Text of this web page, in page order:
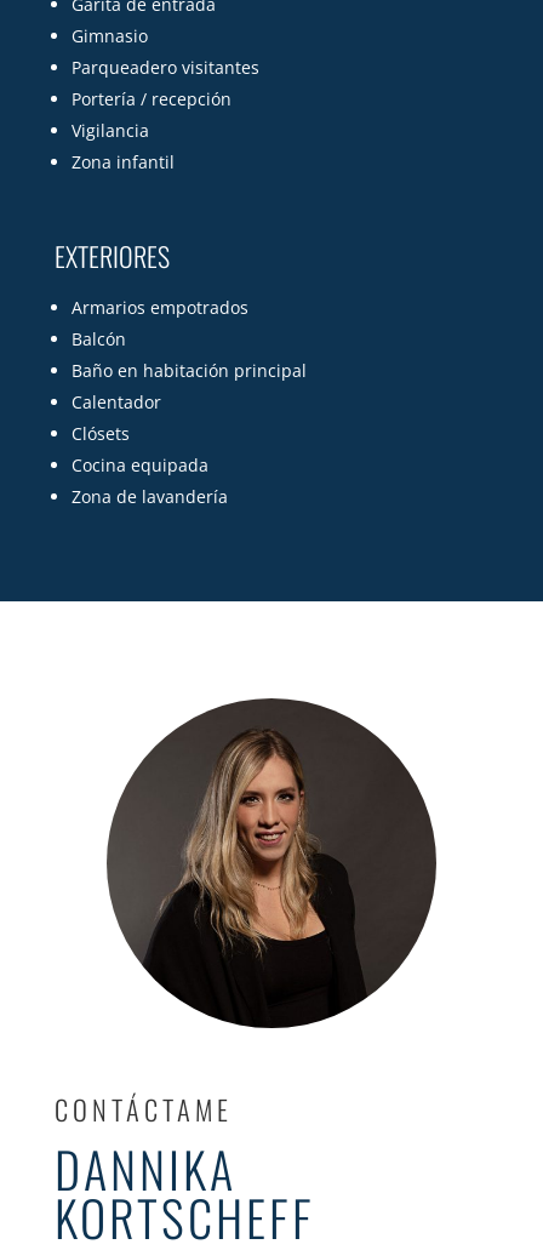
Gimnasio
Parqueadero visitantes
Portería / recepción
Vigilancia
Zona infantil
EXTERIORES
Armarios empotrados
Balcón
Baño en habitación principal
Calentador
Clósets
Cocina equipada
Zona de lavandería
CONTÁCTAME
DANNIKA
KORTSCHEFF